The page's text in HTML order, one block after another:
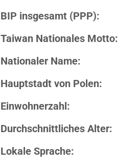
BIP insgesamt (PPP):
Taiwan Nationales Motto:
Nationaler Name:
Hauptstadt von Polen:
Einwohnerzahl:
Durchschnittliches Alter:
Lokale Sprache: